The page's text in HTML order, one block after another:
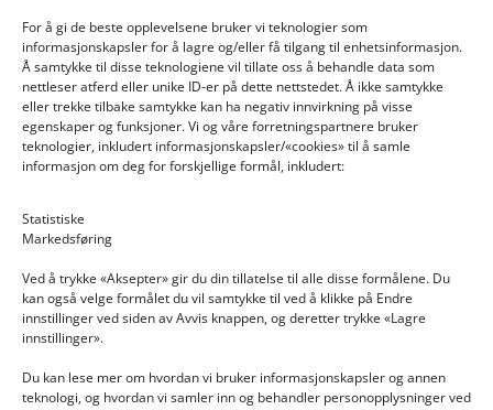
For å gi de beste opplevelsene bruker vi teknologier som
informasjonskapsler for å lagre og/eller få tilgang til enhetsinformasjon.
Å samtykke til disse teknologiene vil tillate oss å behandle data som
nettleser atferd eller unike ID-er på dette nettstedet. Å ikke samtykke
eller trekke tilbake samtykke kan ha negativ innvirkning på visse
egenskaper og funksjoner. Vi og våre forretningspartnere bruker
teknologier, inkludert informasjonskapsler/«cookies» til å samle
informasjon om deg for forskjellige formål, inkludert:
Statistiske
Markedsføring
Ved å trykke «Aksepter» gir du din tillatelse til alle disse formålene. Du
kan også velge formålet du vil samtykke til ved å klikke på Endre
innstillinger ved siden av Avvis knappen, og deretter trykke «Lagre
innstillinger».
Du kan lese mer om hvordan vi bruker informasjonskapsler og annen
teknologi, og hvordan vi samler inn og behandler personopplysninger ved
INFORMASJON